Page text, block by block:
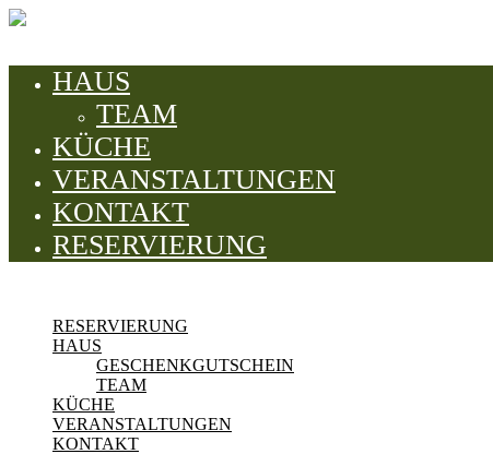
HAUS
TEAM
KÜCHE
VERANSTALTUNGEN
KONTAKT
RESERVIERUNG
RESERVIERUNG
HAUS
GESCHENKGUTSCHEIN
TEAM
KÜCHE
VERANSTALTUNGEN
KONTAKT